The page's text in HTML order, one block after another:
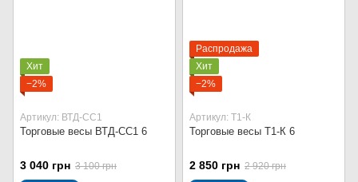
Хит
−2%
Артикул: ВТД-СС1
Торговые весы ВТД-СС1 6
3 040 грн 3 100 грн
Распродажа
Хит
−2%
Артикул: Т1-К
Торговые весы Т1-К 6
2 850 грн 2 920 грн